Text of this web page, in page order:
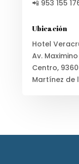
📲 953 155
Ubicación
Hotel
Av.
Centro,
Martínez de